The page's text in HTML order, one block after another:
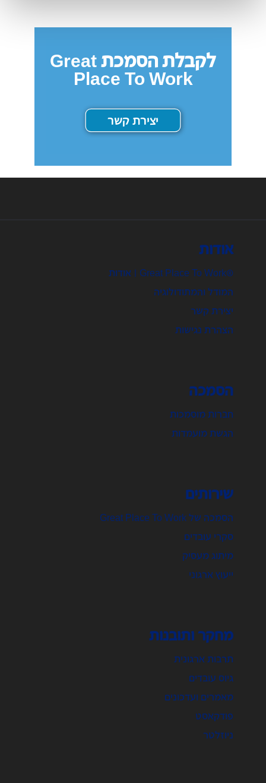
לקבלת הסמכת Great
Place To Work
יצירת קשר
אודות
®Great Place To Work | אודות
המודל והמתודולוגיה
יצירת קשר
הצהרת נגישות
הסמכה
חברות מוסמכות
הגשת מועמדות
שירותים
הסמכה של Great Place To Work
סקרי עובדים
מיתוג מעסיק
ייעוץ ארגוני
מחקר ותובנות
תרבות ארגונית
גיוס עובדים
מאמרים ועדכונים
פודקאסט
ניוזלטר